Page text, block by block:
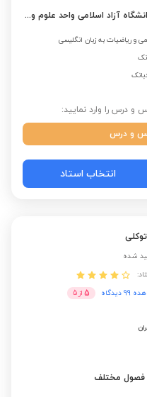
کارشناسی ارشد مهندسی عمران از دانشگاه آزاد اسلامی واحد علوم و تحقیقات تهران
و ریاضیات به زبان انگلیسی
درس را وارد نمایید:
و درس
انتخاب استاد
شده
دیدگاه
5 از 5